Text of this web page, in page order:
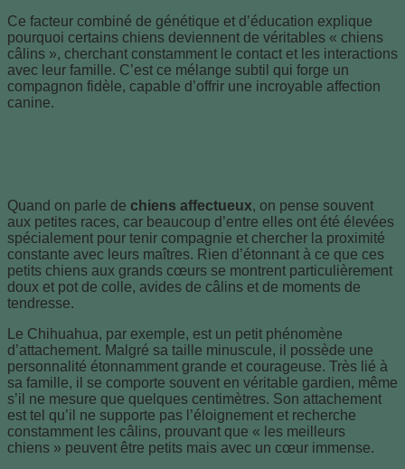
Ce facteur combiné de génétique et d’éducation explique
pourquoi certains chiens deviennent de véritables « chiens
câlins », cherchant constamment le contact et les interactions
avec leur famille. C’est ce mélange subtil qui forge un
compagnon fidèle, capable d’offrir une incroyable affection
canine.
Quand on parle de chiens affectueux, on pense souvent
aux petites races, car beaucoup d’entre elles ont été élevées
spécialement pour tenir compagnie et chercher la proximité
constante avec leurs maîtres. Rien d’étonnant à ce que ces
petits chiens aux grands cœurs se montrent particulièrement
doux et pot de colle, avides de câlins et de moments de
tendresse.
Le Chihuahua, par exemple, est un petit phénomène
d’attachement. Malgré sa taille minuscule, il possède une
personnalité étonnamment grande et courageuse. Très lié à
sa famille, il se comporte souvent en véritable gardien, même
s’il ne mesure que quelques centimètres. Son attachement
est tel qu’il ne supporte pas l’éloignement et recherche
constamment les câlins, prouvant que « les meilleurs
chiens » peuvent être petits mais avec un cœur immense.